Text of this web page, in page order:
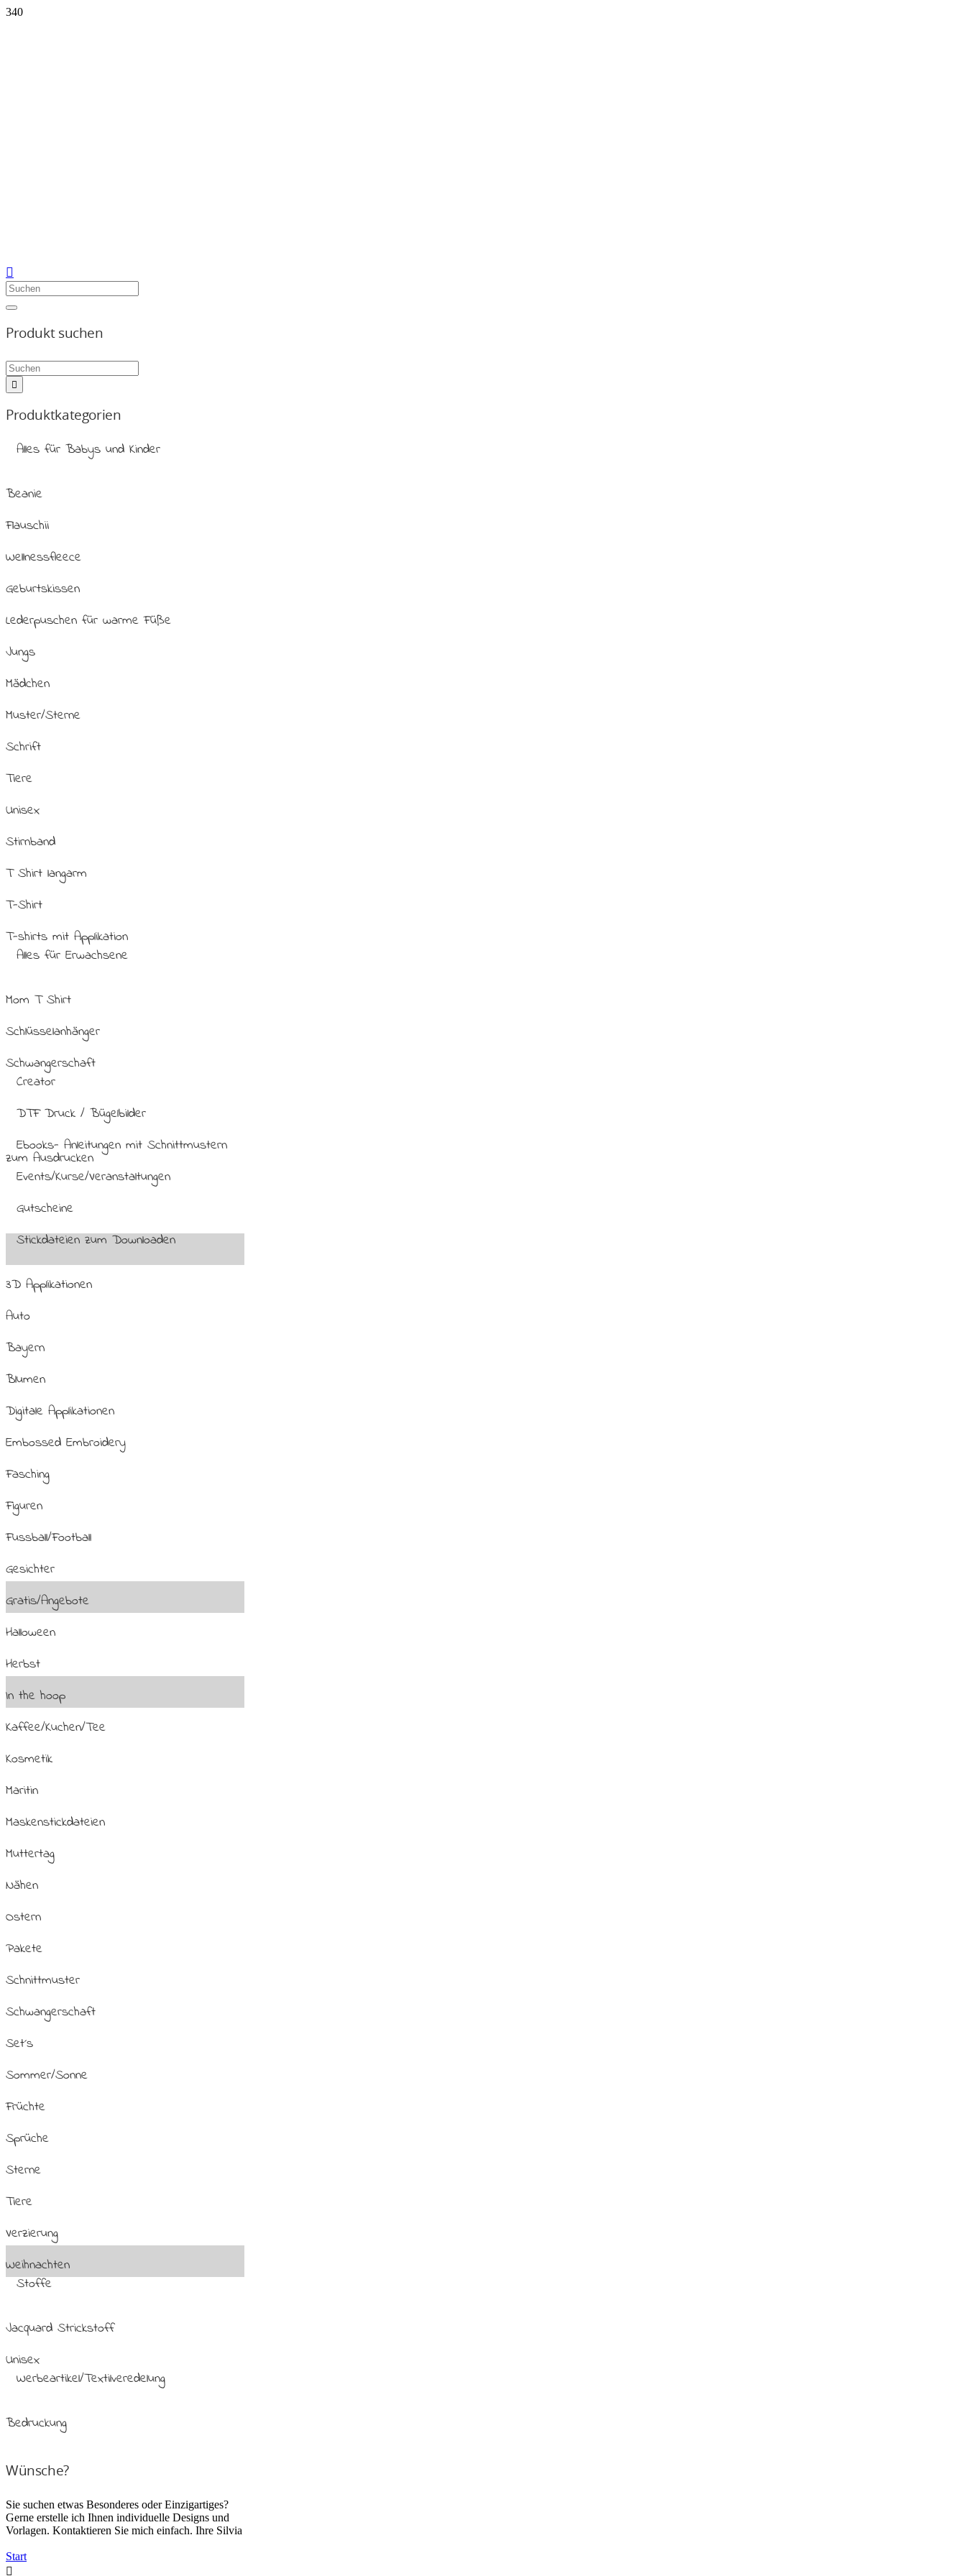
Produkt suchen
Produktkategorien
Alles für Babys und Kinder
Beanie
Flauschii
Wellnessfleece
Geburtskissen
Lederpuschen für warme Füße
Jungs
Mädchen
Muster/Sterne
Schrift
Tiere
Unisex
Stirnband
T Shirt langarm
T-Shirt
T-shirts mit Applikation
Alles für Erwachsene
Mom T Shirt
Schlüsselanhänger
Schwangerschaft
Creator
DTF Druck / Bügelbilder
Ebooks- Anleitungen mit Schnittmustern
zum Ausdrucken
Events/Kurse/Veranstaltungen
Gutscheine
Stickdateien zum Downloaden
3D Applikationen
Auto
Bayern
Blumen
Digitale Applikationen
Embossed Embroidery
Fasching
Figuren
Fussball/Football
Gesichter
Gratis/Angebote
Halloween
Herbst
In the hoop
Kaffee/Kuchen/Tee
Kosmetik
Maritin
Maskenstickdateien
Muttertag
Nähen
Ostern
Pakete
Schnittmuster
Schwangerschaft
Set´s
Sommer/Sonne
Früchte
Sprüche
Sterne
Tiere
Verzierung
Weihnachten
Stoffe
Jacquard Strickstoff
Unisex
Werbeartikel/Textilveredelung
Bedruckung
Wünsche?
Sie suchen etwas Besonderes oder Einzigartiges?
Gerne erstelle ich Ihnen individuelle Designs und
Vorlagen. Kontaktieren Sie mich einfach. Ihre Silvia
Start